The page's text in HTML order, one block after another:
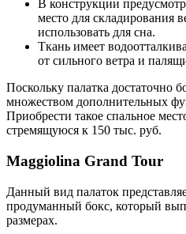
В конструкции
место для складирования
использовать для сна.
Ткань имеет
от сильного ветра и
Поскольку палатка достаточно
множеством дополнительных
Приобрести такое спальное
стремящуюся к 150 тыс. руб.
Maggiolina Grand Tour
Данный вид палаток
продуманный бокс, который
размерах.